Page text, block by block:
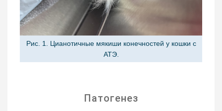
Рис. 1. Цианотичные мякиши конечностей у кошки с
АТЭ.
Патогенез